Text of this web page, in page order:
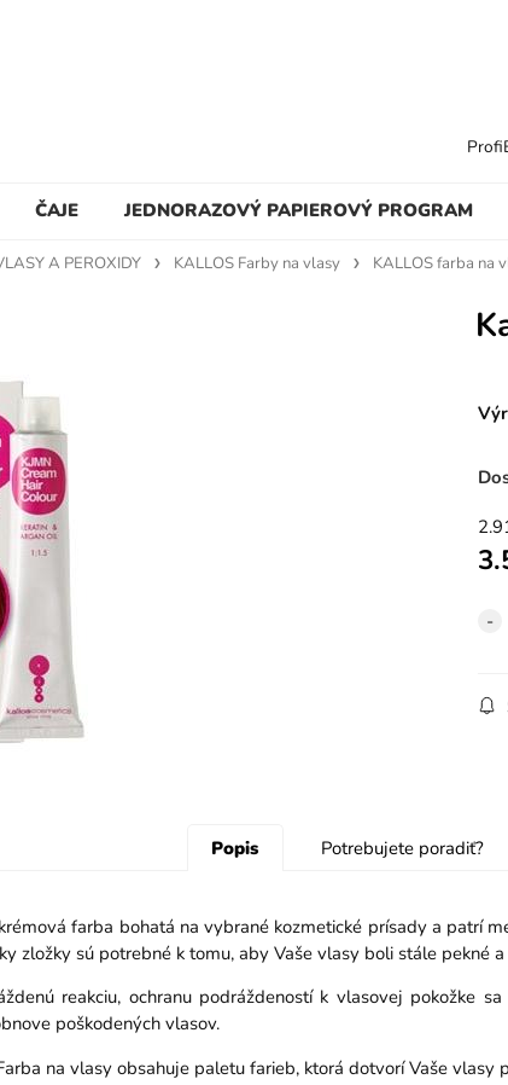
ČAJE JEDNORAZOVÝ PAPIEROVÝ PROGRAM
A PEROXIDY KALLOS Farby na vlasy KALLOS farba na
Popis Potrebujete poradiť?
farba bohatá na vybrané kozmetické prísady a patrí
zložky sú potrebné k tomu, aby Vaše vlasy boli stále pekné
reakciu, ochranu podráždeností k vlasovej pokožke
poškodených vlasov.
na vlasy obsahuje paletu farieb, ktorá dotvorí Vaše vlasy